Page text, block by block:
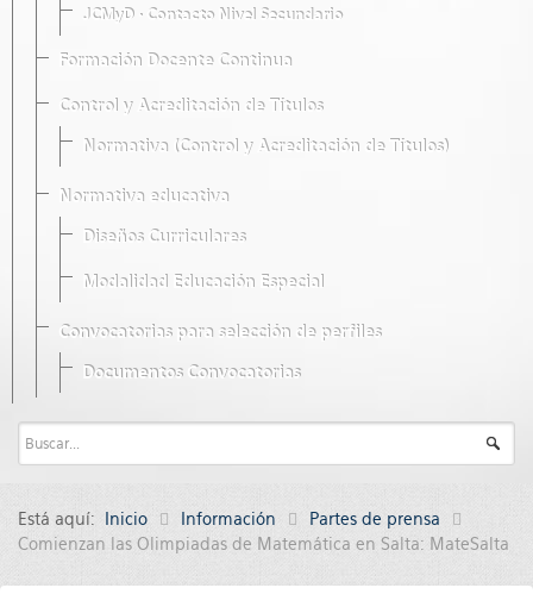
JCMyD · Contacto Nivel Secundario
Formación Docente Continua
Control y Acreditación de Títulos
Normativa (Control y Acreditación de Títulos)
Normativa educativa
Diseños Curriculares
Modalidad Educación Especial
Convocatorias para selección de perfiles
Documentos Convocatorias
Está aquí: Inicio Información
Partes de prensa
Comienzan las Olimpiadas de Matemática en Salta: MateSalta